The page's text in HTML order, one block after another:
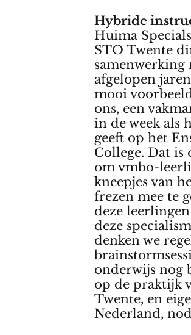
Hybride
Huima
STO Twente
samenwerking
afgelopen
mooi
ons, een
in de week als
geeft op het
College. Dat is
om vmbo-
kneepjes van
frezen mee te
deze
deze
denken we
onderwijs nog
op de praktijk
Twente, en
Nederland,